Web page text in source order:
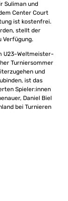
Suliman und
Center Court
ist kostenfrei.
stellt der
Verfügung.
U23-Weltmeister-
Turniersommer
und
ist das
Spieler:innen
Daniel Biel
bei Turnieren